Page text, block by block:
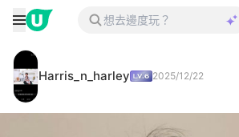
Harris_n_harley 2025/12/22